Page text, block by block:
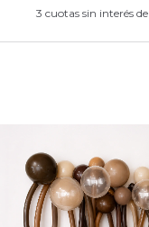
3 cuotas sin interés de